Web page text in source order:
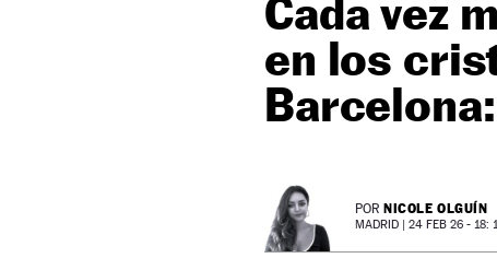
Cada vez
en los
POR NICOLE OLGUÍN
MADRID | 24 FEB 26 - 18: